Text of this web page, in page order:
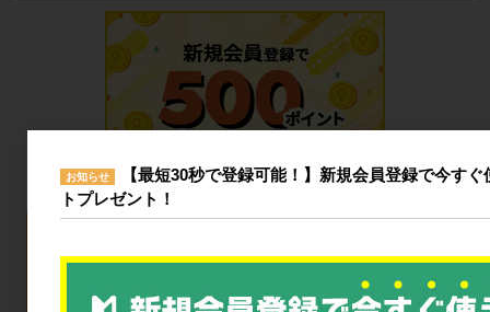
お知らせ
【最短30秒で登録可能！】新規会員登録で今す
トプレゼント！